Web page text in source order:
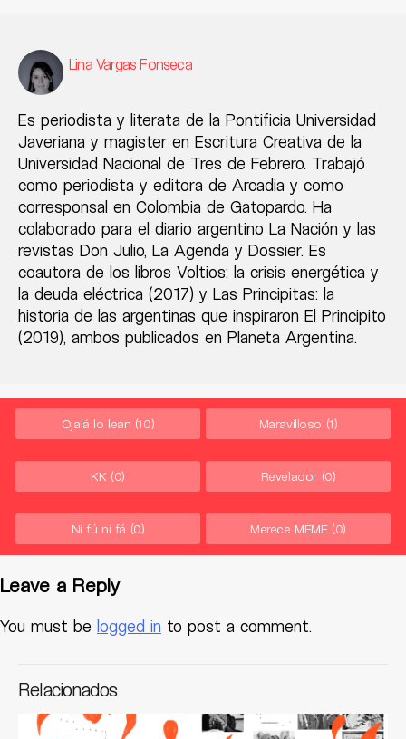
Lina Vargas Fonseca
Es periodista y literata de la Pontificia Universidad
Javeriana y magister en Escritura Creativa de la
Universidad Nacional de Tres de Febrero. Trabajó
como periodista y editora de Arcadia y como
corresponsal en Colombia de Gatopardo. Ha
colaborado para el diario argentino La Nación y las
revistas Don Julio, La Agenda y Dossier. Es
coautora de los libros Voltios: la crisis energética y
la deuda eléctrica (2017) y Las Principitas: la
historia de las argentinas que inspiraron El Principito
(2019), ambos publicados en Planeta Argentina.
Ojalá lo lean (10) Maravilloso (1)
KK (0) Revelador (0)
Ni fú ni fá (0) Merece MEME (0)
Leave a Reply
You must be logged in to post a comment.
Relacionados